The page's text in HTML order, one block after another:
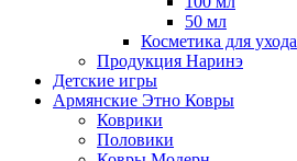
50 мл
Косметика для ухода
Продукция Наринэ
Детские игры
Армянские Этно Ковры
Коврики
Половики